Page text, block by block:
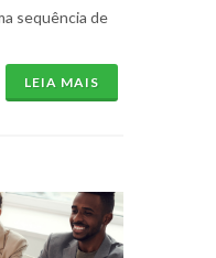
sequência de
LEIA MAIS